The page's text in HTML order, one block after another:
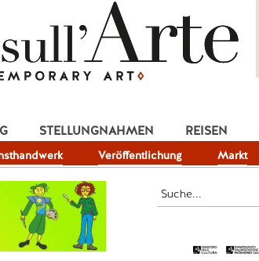
Veröffentlichung Markt
STELLUNGNAHMEN REISEN